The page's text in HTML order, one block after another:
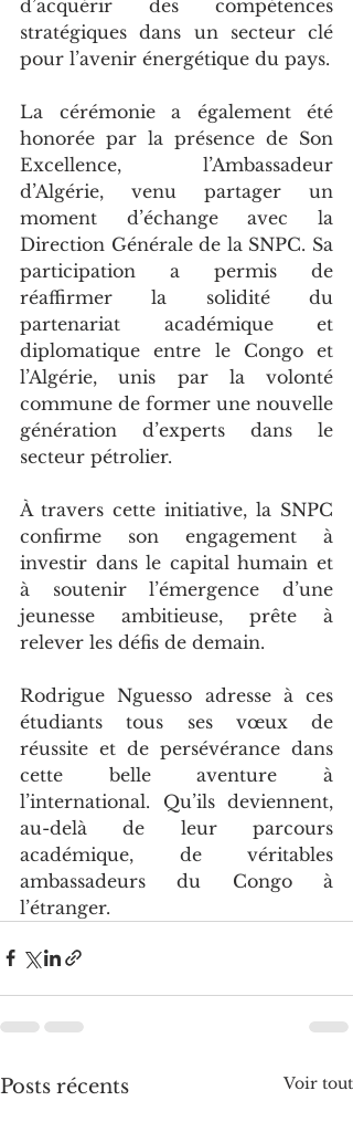
d’acquérir des compétences
stratégiques dans un secteur clé
pour l’avenir énergétique du pays.
La cérémonie a également été
honorée par la présence de Son
Excellence, l’Ambassadeur
d’Algérie, venu partager un
moment d’échange avec la
Direction Générale de la SNPC. Sa
participation a permis de
réaffirmer la solidité du
partenariat académique et
diplomatique entre le Congo et
l’Algérie, unis par la volonté
commune de former une nouvelle
génération d’experts dans le
secteur pétrolier.
À travers cette initiative, la SNPC
confirme son engagement à
investir dans le capital humain et
à soutenir l’émergence d’une
jeunesse ambitieuse, prête à
relever les défis de demain.
Rodrigue Nguesso adresse à ces
étudiants tous ses vœux de
réussite et de persévérance dans
cette belle aventure à
l’international. Qu’ils deviennent,
au-delà de leur parcours
académique, de véritables
ambassadeurs du Congo à
l’étranger.
Posts récents Voir tout